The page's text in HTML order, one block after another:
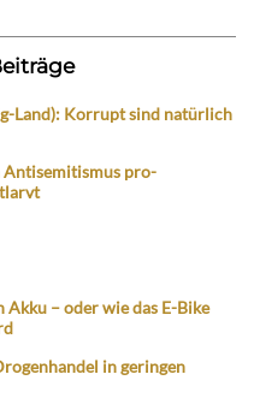
Land): Korrupt sind natürlich
Antisemitismus pro-
– oder wie das E-Bike
in geringen